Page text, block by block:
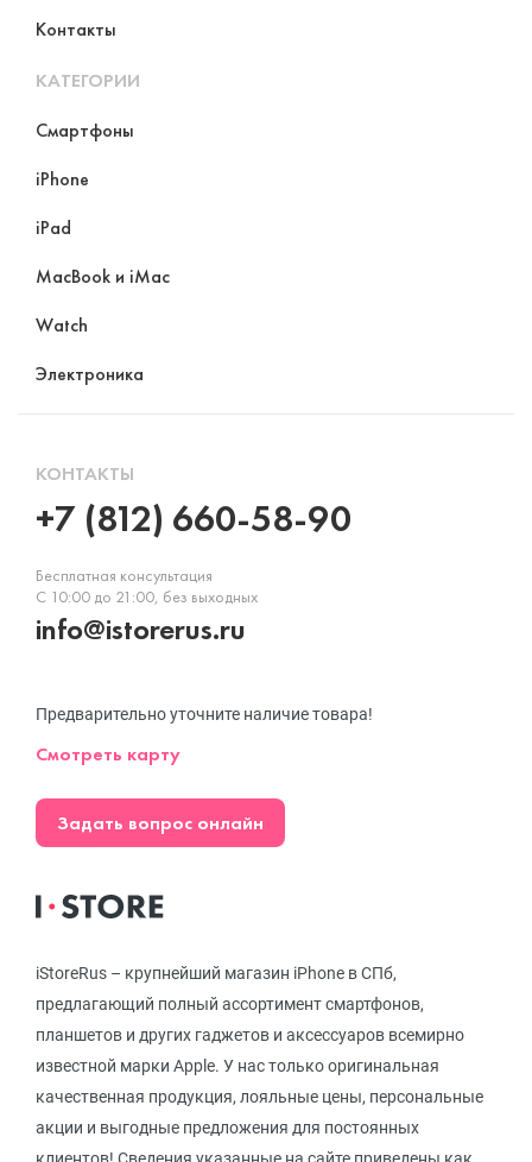
iStoreRus – крупнейший магазин iPhone в СПб,
предлагающий полный ассортимент смартфонов,
планшетов и других гаджетов и аксессуаров всемирно
известной марки Apple. У нас только оригинальная
качественная продукция, лояльные цены, персональные
акции и выгодные предложения для постоянных
Контакты
КАТЕГОРИИ
Смартфоны
iPhone
iPad
MacBook и iMac
Watch
Электроника
КОНТАКТЫ
+7 (812) 660-58-90
Бесплатная консультация
С 10:00 до 21:00, без выходных
info@istorerus.ru
Предварительно уточните наличие товара!
Смотреть карту
Задать вопрос онлайн